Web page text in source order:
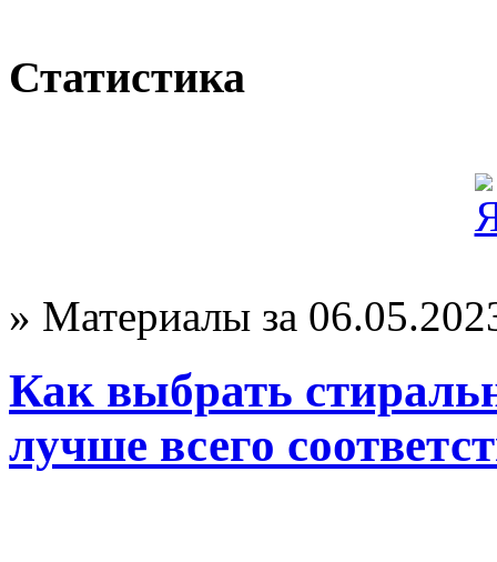
Статистика
» Материалы за
Как выбрать
лучше всего